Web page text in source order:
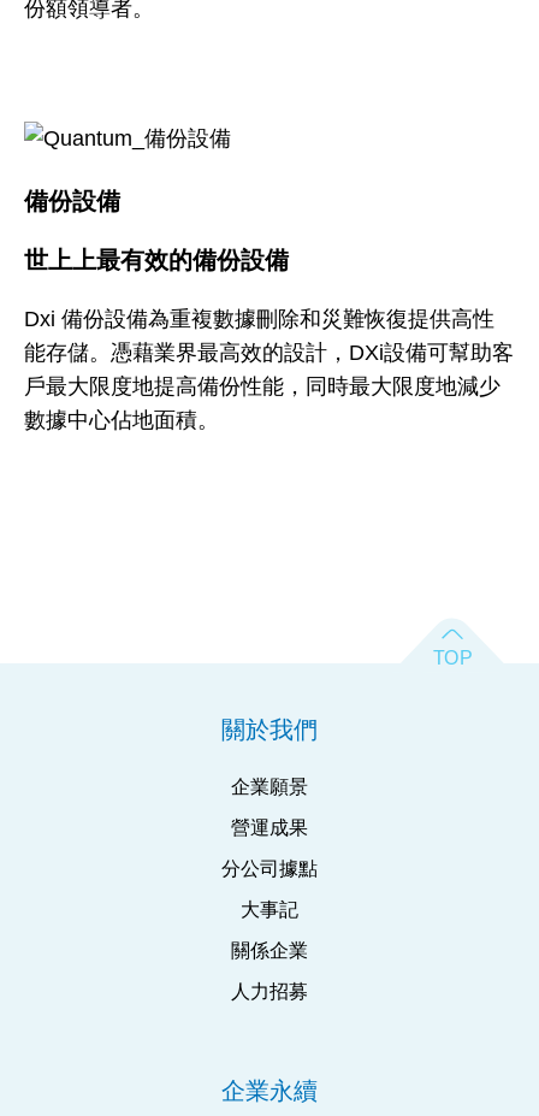
份額領導者。
備份設備
世上上最有效的備份設備
Dxi 備份設備為重複數據刪除和災難恢復提供高性
能存儲。憑藉業界最高效的設計，DXi設備可幫助客
戶最大限度地提高備份性能，同時最大限度地減少
數據中心佔地面積。
關於我們
企業願景
營運成果
分公司據點
大事記
關係企業
人力招募
企業永續